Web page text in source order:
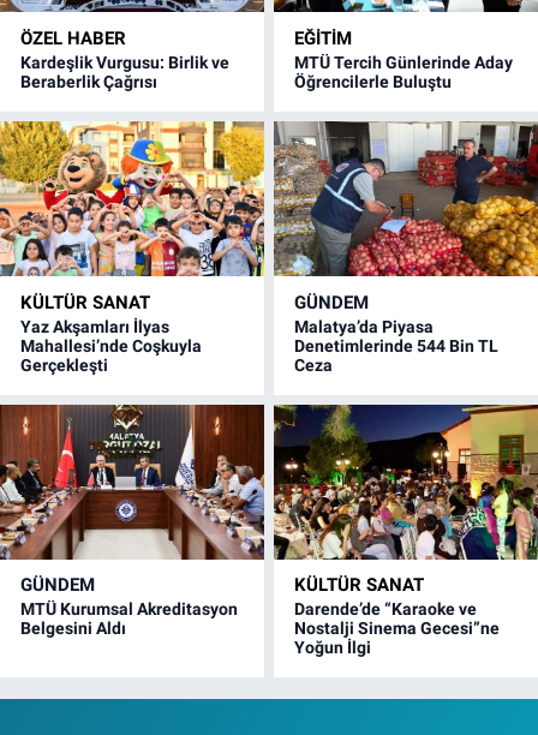
ÖZEL HABER
Kardeşlik Vurgusu: Birlik ve
Beraberlik Çağrısı
EĞITIM
MTÜ Tercih Günlerinde Aday
Öğrencilerle Buluştu
KÜLTÜR SANAT
Yaz Akşamları İlyas
Mahallesi’nde Coşkuyla
Gerçekleşti
GÜNDEM
Malatya’da Piyasa
Denetimlerinde 544 Bin TL
Ceza
GÜNDEM
MTÜ Kurumsal Akreditasyon
Belgesini Aldı
KÜLTÜR SANAT
Darende’de “Karaoke ve
Nostalji Sinema Gecesi”ne
Yoğun İlgi